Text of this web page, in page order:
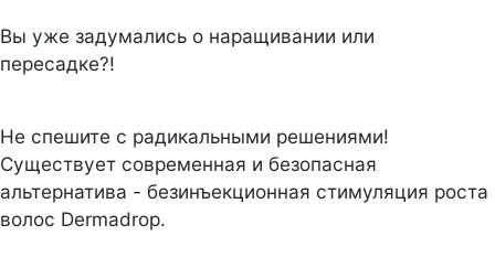
Вы уже задумались о наращивании или
пересадке?!
Не спешите с радикальными решениями!
Существует современная и безопасная
альтернатива - безинъекционная стимуляция роста
волос Dermadrop.